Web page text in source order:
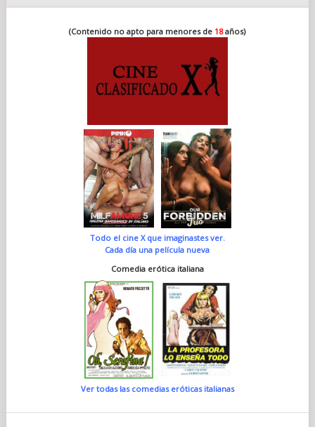
(Contenido no apto para menores de 18años)
Todo el cine X que imaginastes ver.
Cada día una película nueva
Comedia erótica italiana
Ver todas las comedias eróticas italianas